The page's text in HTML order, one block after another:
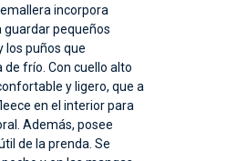
incorpora
guardar pequeños
los puños que
frío. Con cuello alto
y ligero, que a
en el interior para
Además, posee
de la prenda. Se